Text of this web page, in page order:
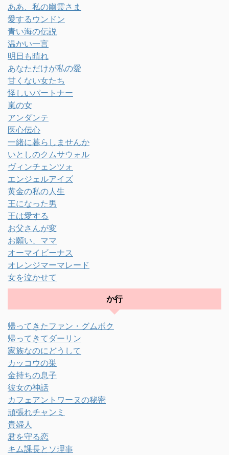
ああ、私の幽霊さま
愛するウンドン
青い海の伝説
温かい一言
明日も晴れ
あなただけが私の愛
甘くない女たち
怪しいパートナー
嵐の女
アンダンテ
医心伝心
一緒に暮らしませんか
いとしのクムサウォル
ヴィンチェンツォ
エンジェルアイズ
黄金の私の人生
王になった男
王は愛する
お父さんが変
お願い、ママ
オーマイビーナス
オレンジマーマレード
女を泣かせて
か行
帰ってきたファン・グムボク
帰ってきてダーリン
家族なのにどうして
カッコウの巣
金持ちの息子
彼女の神話
カフェアントワーヌの秘密
頑張れチャンミ
貴婦人
君を守る恋
キム課長とソ理事